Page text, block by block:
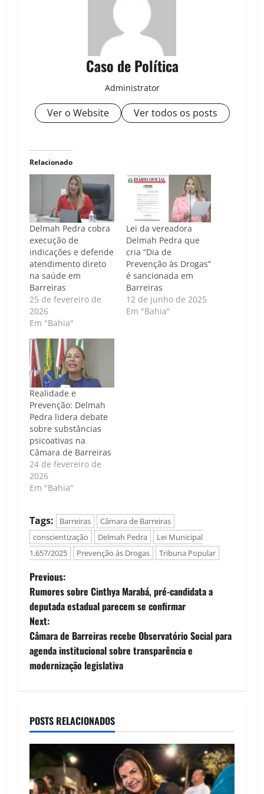
Caso de Política
Administrator
Ver o Website Ver todos os posts
Relacionado
Delmah Pedra cobra
execução de
indicações e defende
atendimento direto
na saúde em
Barreiras
25 de fevereiro de
2026
Em "Bahia"
Lei da vereadora
Delmah Pedra que
cria “Dia de
Prevenção às Drogas”
é sancionada em
Barreiras
12 de junho de 2025
Em "Bahia"
Realidade e
Prevenção: Delmah
Pedra lidera debate
sobre substâncias
psicoativas na
Câmara de Barreiras
24 de fevereiro de
2026
Em "Bahia"
Tags: Barreiras
Câmara de Barreiras
conscientização
Delmah Pedra
Lei Municipal
1.657/2025
Prevenção às Drogas Tribuna Popular
P
o
s
t
v
g
Previous:
Rumores sobre Cinthya Marabá, pré-candidata a
deputada estadual parecem se confirmar
Next:
Câmara de Barreiras recebe Observatório Social para
agenda institucional sobre transparência e
modernização legislativa
POSTS RELACIONADOS